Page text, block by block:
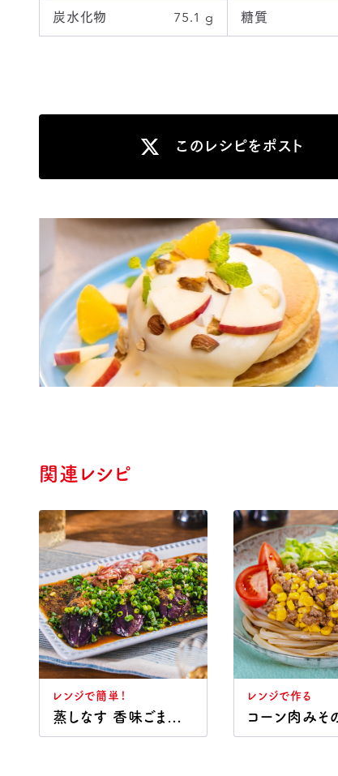
炭水化物 75.1 g 糖質
このレシピをポスト
関連レシピ
レンジで簡単！
蒸しなす 香味ごまだれ
レンジで作る